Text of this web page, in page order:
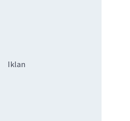
Iklan